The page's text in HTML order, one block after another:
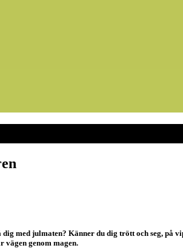
med julmaten? Känner du dig trött och seg,
vägen genom magen.